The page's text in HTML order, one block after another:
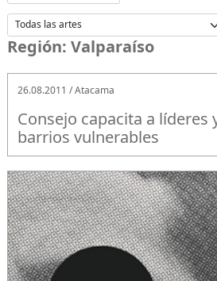
Región: Valparaíso
26.08.2011 / Atacama
Consejo capacita a líderes
barrios vulnerables